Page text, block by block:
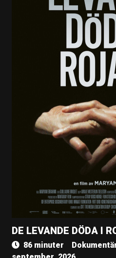
DE LEVANDE DÖDA I
86 minuter